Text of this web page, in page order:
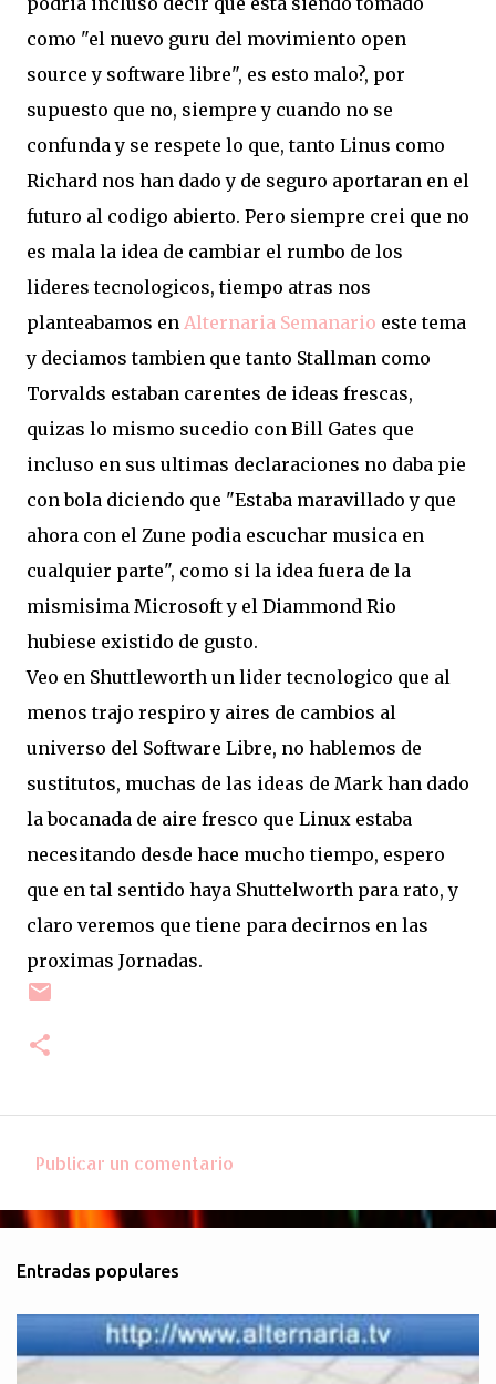
como "el nuevo guru del movimiento open
source y software libre", es esto malo?, por
supuesto que no, siempre y cuando no se
confunda y se respete lo que, tanto Linus como
Richard nos han dado y de seguro aportaran en el
futuro al codigo abierto. Pero siempre crei que no
es mala la idea de cambiar el rumbo de los
lideres tecnologicos, tiempo atras nos
planteabamos en Alternaria Semanario este tema
y deciamos tambien que tanto Stallman como
Torvalds estaban carentes de ideas frescas,
quizas lo mismo sucedio con Bill Gates que
incluso en sus ultimas declaraciones no daba pie
con bola diciendo que "Estaba maravillado y que
ahora con el Zune podia escuchar musica en
cualquier parte", como si la idea fuera de la
mismisima Microsoft y el Diammond Rio
hubiese existido de gusto.
Veo en Shuttleworth un lider tecnologico que al
menos trajo respiro y aires de cambios al
universo del Software Libre, no hablemos de
sustitutos, muchas de las ideas de Mark han dado
la bocanada de aire fresco que Linux estaba
necesitando desde hace mucho tiempo, espero
que en tal sentido haya Shuttelworth para rato, y
claro veremos que tiene para decirnos en las
proximas Jornadas.
o
e
n
t
Publicar un comentario
Entradas populares